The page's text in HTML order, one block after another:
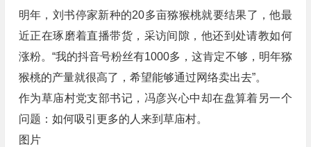
明年，刘书停家新种的20多亩猕猴桃就要结果了，他最
近正在琢磨着直播带货，采访间隙，他还到处请教如何
涨粉。“我的抖音号粉丝有1000多，这肯定不够，明年猕
猴桃的产量就很高了，希望能够通过网络卖出去”。
作为草庙村党支部书记，冯彦兴心中却在盘算着另一个
问题：如何吸引更多的人来到草庙村。
图片